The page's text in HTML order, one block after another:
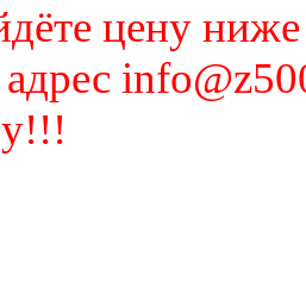
цену
адрес